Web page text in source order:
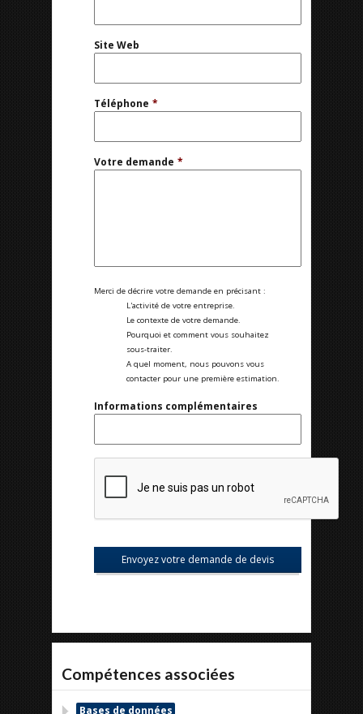
Site Web
Téléphone *
Votre demande *
Merci de décrire votre demande en précisant :
L'activité de votre entreprise.
Le contexte de votre demande.
Pourquoi et comment vous souhaitez
sous-traiter.
A quel moment, nous pouvons vous
contacter pour une première estimation.
Informations complémentaires
Compétences associées
Bases de données